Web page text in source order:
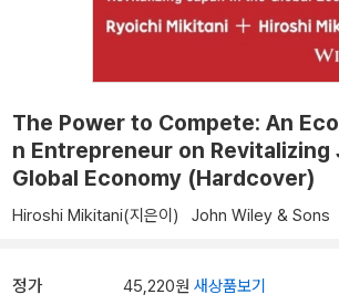
The Power to Compete: An
n Entrepreneur on Revitalizing
Global Economy (Hardcover)
Hiroshi Mikitani(지은이) John Wiley & Sons
정가 45,220원 새상품보기